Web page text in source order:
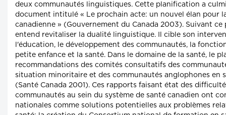
deux communautés linguistiques. Cette planification a
document intitulé « Le prochain acte: un nouvel élan pour
canadienne » (Gouvernement du Canada 2003). Suivant ce
entend revitaliser la dualité linguistique. Il cible son
l'éducation, le développement des communautés, la
petite enfance et la santé. Dans le domaine de la santé, le
recommandations des comités consultatifs des
situation minoritaire et des communautés anglophones en
(Santé Canada 2001). Ces rapports faisant état des
communautés au sein du système de santé canadien ont
nationales comme solutions potentielles aux problèmes